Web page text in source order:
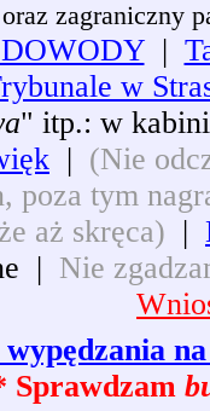
zagraniczny
|
w
" itp.: w
| (Nie
poza tym
aż skręca) |
| Nie
Sprawdzam